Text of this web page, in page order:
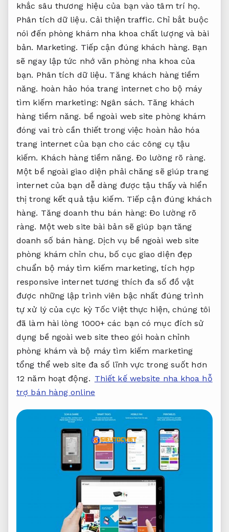
khắc sâu thương hiệu của bạn vào tâm trí họ.
Phân tích dữ liệu. Cải thiện traffic. Chỉ bắt buộc
nói đến phòng khám nha khoa chất lượng và bài
bản. Marketing. Tiếp cận đúng khách hàng. Bạn
sẽ ngay lập tức nhớ văn phòng nha khoa của
bạn. Phân tích dữ liệu. Tăng khách hàng tiềm
năng. hoàn hảo hóa trang internet cho bộ máy
tìm kiếm marketing: Ngân sách. Tăng khách
hàng tiềm năng. bề ngoài web site phòng khám
đóng vai trò cần thiết trong việc hoàn hảo hóa
trang internet của bạn cho các công cụ tậu
kiếm. Khách hàng tiềm năng. Đo lường rõ ràng.
Một bề ngoài giao diện phải chăng sẽ giúp trang
internet của bạn dễ dàng được tậu thấy và hiển
thị trong kết quả tậu kiếm. Tiếp cận đúng khách
hàng. Tăng doanh thu bán hàng:Đo lường rõ
ràng. Một web site bài bản sẽ giúp bạn tăng
doanh số bán hàng. Dịch vụ bề ngoài web site
phòng khám chỉn chu, bố cục giao diện đẹp
chuẩn bộ máy tìm kiếm marketing, tích hợp
responsive internet tương thích đa số đồ vật
được những lập trình viên bậc nhất đúng trình
tự xử lý của cực kỳ Tốc Việt thực hiện, chúng tôi
đã làm hài lòng 1000+ các bạn có mục đích sử
dụng bề ngoài web site theo gói hoàn chỉnh
phòng khám và bộ máy tìm kiếm marketing
tổng thể web site đa số lĩnh vực trong suốt hơn
12 năm hoạt động. Thiết kế website nha khoa hỗ
trợ bán hàng online